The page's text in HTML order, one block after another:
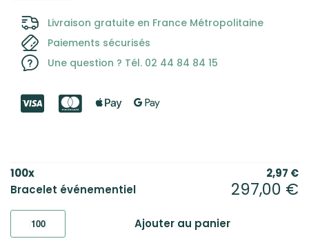
Livraison gratuite en France Métropolitaine
Paiements sécurisés
Une question ? Tél. 02 44 84 84 15
100x 2,97 €
Bracelet événementiel
297,00 €
Ajouter au panier